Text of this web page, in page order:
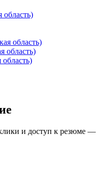
область)
область)
и доступ к резюме —